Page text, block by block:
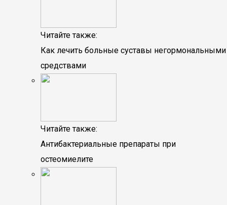
Читайте также:
Как лечить больные суставы негормональными
средствами
Читайте также:
Антибактериальные препараты при
остеомиелите